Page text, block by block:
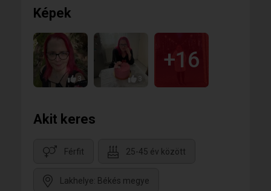
Képek
3
+16
Akit keres
Férfit 25-45 év között
Lakhelye: Békés megye